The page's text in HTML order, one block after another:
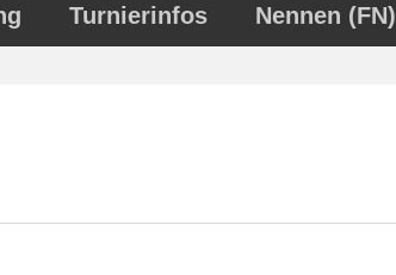
Turnierinfos Nennen (FN)